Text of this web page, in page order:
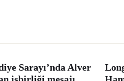
Sarayı’nda Alver